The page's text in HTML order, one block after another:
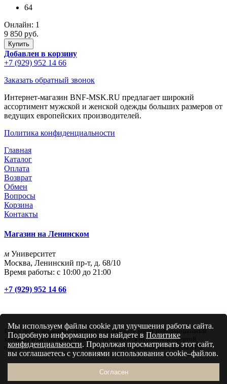
64
Онлайн: 1
9 850 руб.
Добавлен в корзину
+7 (929) 952 14 66
Заказать обратный звонок
Интернет-магазин BNF-MSK.RU предлагает широкий
ассортимент мужской и женской одежды больших размеров от
ведущих европейских производителей.
Политика конфиденциальности
Главная
Каталог
Оплата
Возврат
Обмен
Вопросы
Корзина
Контакты
Магазин на Ленинском
м Университет
Москва, Ленинский пр-т, д. 68/10
Время работы: с 10:00 до 21:00
+7 (929) 952 14 66
© Все права защищены. Информация на сайте носит информационный
характер и ни при каких условиях не являются публичной офертой,
определяемой положениями Статьи 437 (2) Гражданского кодекса РФ
Мы используем файлы cookie для улучшения работы сайта.
Подробную информацию вы найдете вПолитике
конфиденциальности. Продолжая просматривать этот сайт,
вы соглашаетесь с условиями использования cookie–файлов.
Согласен